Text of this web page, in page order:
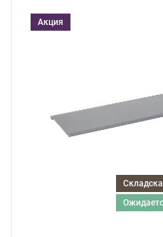
Акция